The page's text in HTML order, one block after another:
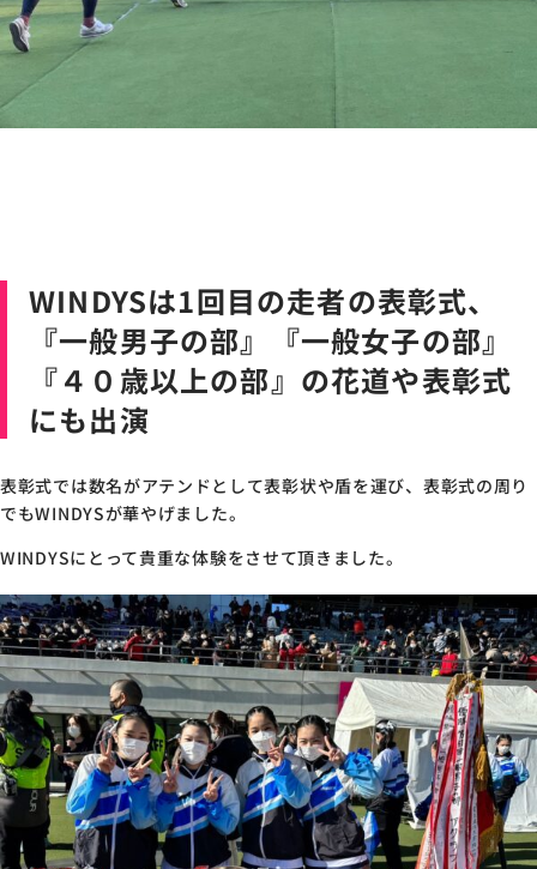
WINDYSは1回目の走者の表彰式、
『一般男子の部』『一般女子の部』
『４０歳以上の部』の花道や表彰式
にも出演
表彰式では数名がアテンドとして表彰状や盾を運び、表彰式の周り
でもWINDYSが華やげました。
WINDYSにとって貴重な体験をさせて頂きました。